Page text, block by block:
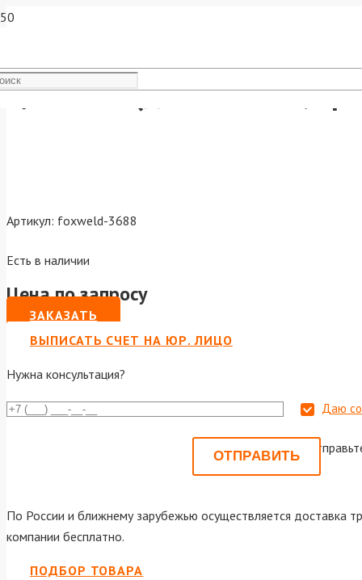
Цанга М3 (для SW2500,
Артикул: foxweld-3688
Есть в наличии
Цена по запросу
ЗАКАЗАТЬ
ВЫПИСАТЬ СЧЕТ НА ЮР. ЛИЦО
Нужна консультация?
Даю
Или
По России и ближнему зарубежью осуществляется доставка
компании бесплатно.
ПОДБОР ТОВАРА